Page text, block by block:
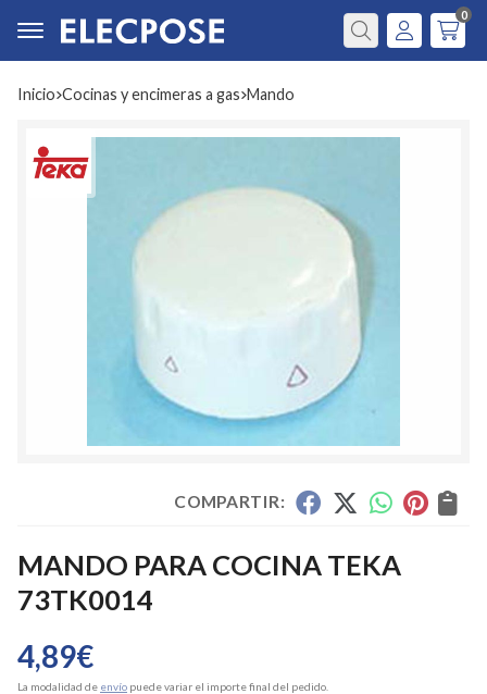
Buscar
0
Inicio cocinas y encimeras a gas mando
COMPARTIR:
MANDO PARA COCINA TEKA
73TK0014
4,89€
La modalidad de envío puede variar el importe final del pedido.